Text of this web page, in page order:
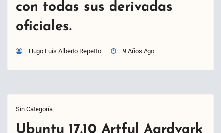
con todas sus derivadas
oficiales.
Hugo Luis Alberto Repetto 9 Años Ago
Sin Categoría
Ubuntu 17.10 Artful Aardvark